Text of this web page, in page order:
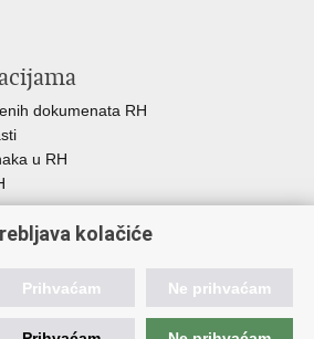
dokumenata RH
u RH
uprave
kolačiće
Prihvaćam Ne prihvaćam